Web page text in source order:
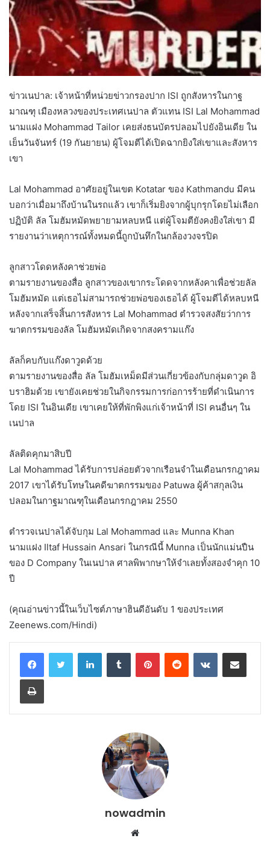
ข่าวเนปาล: เจ้าหน้าที่หน่วยข่าวกรองปาก ISI ถูกสังหารในกาฐ
มาณฑุ เมืองหลวงของประเทศเนปาล ตัวแทน ISI Lal Mohammad
นามแฝง Mohammad Tailor เคยส่งธนบัตรปลอมไปยังอินเดีย ใน
เย็นวันจันทร์ (19 กันยายน) ผู้โจมตีได้เปิดฉากยิงใส่เขาและสังหาร
เขา
Lal Mohammad อาศัยอยู่ในเขต Kotatar ของ Kathmandu มีคน
บอกว่าเมื่อมาถึงบ้านในรถแล้ว เขาก็เริ่มยิงจากผู้บุกรุกโดยไม่เลือก
ปฏิบัติ ลัล โมฮัมหมัดพยายามหลบหนี แต่ผู้โจมตียังคงยิงใส่เขา มี
รายงานว่าเหตุการณ์ทั้งหมดนี้ถูกบันทึกในกล้องวงจรปิด
ลูกสาวโดดหลังคาช่วยพ่อ
ตามรายงานของสื่อ ลูกสาวของเขากระโดดจากหลังคาเพื่อช่วยลัล
โมฮัมหมัด แต่เธอไม่สามารถช่วยพ่อของเธอได้ ผู้โจมตีได้หลบหนี
หลังจากเสร็จสิ้นการสังหาร Lal Mohammad ตำรวจสงสัยว่าการ
ฆาตกรรมของลัล โมฮัมหมัดเกิดจากสงครามแก๊ง
ลัลก็คบกับแก๊งดาวูดด้วย
ตามรายงานของสื่อ ลัล โมฮัมเหม็ดมีส่วนเกี่ยวข้องกับกลุ่มดาวูด อิ
บราฮิมด้วย เขายังเคยช่วยในกิจกรรมการก่อการร้ายที่ดำเนินการ
โดย ISI ในอินเดีย เขาเคยให้ที่พักพิงแก่เจ้าหน้าที่ ISI คนอื่นๆ ใน
เนปาล
ลัลติดคุกมาสิบปี
Lal Mohammad ได้รับการปล่อยตัวจากเรือนจำในเดือนกรกฎาคม
2017 เขาได้รับโทษในคดีฆาตกรรมของ Patuwa ผู้ค้าสกุลเงิน
ปลอมในกาฐมาณฑุในเดือนกรกฎาคม 2550
ตำรวจเนปาลได้จับกุม Lal Mohammad และ Munna Khan
นามแฝง Iltaf Hussain Ansari ในกรณีนี้ Munna เป็นนักแม่นปืน
ของ D Company ในเนปาล ศาลพิพากษาให้จำเลยทั้งสองจำคุก 10
ปี
(คุณอ่านข่าวนี้ในเว็บไซต์ภาษาฮินดีอันดับ 1 ของประเทศ
Zeenews.com/Hindi)
LinkedInTumblr PinterestReddit VKontakteShare via Email
Print
nowadmin
Website